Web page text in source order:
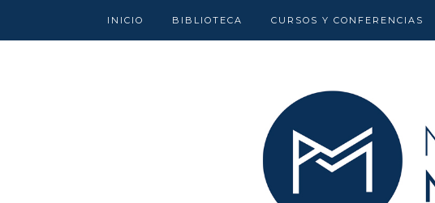
INICIO BIBLIOTECA CURSOS Y CONFERENCIAS